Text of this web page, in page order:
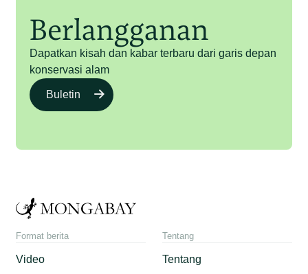
Berlangganan
Dapatkan kisah dan kabar terbaru dari garis depan
konservasi alam
Buletin
Format berita
Video
Tentang
Tentang